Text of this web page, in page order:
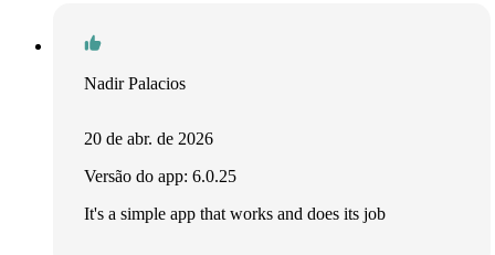
Nadir Palacios
20 de abr. de 2026
Versão do app: 6.0.25
It's a simple app that works and does its job